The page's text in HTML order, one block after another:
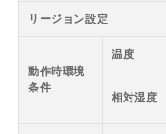
リージョン設定
動作時環境
条件
温度
相対湿度